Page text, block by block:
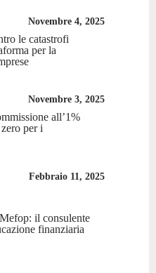
Novembre 4, 2025
le catastrofi
per la
Novembre 3, 2025
all’1%
per i
Febbraio 11, 2025
il consulente
finanziaria